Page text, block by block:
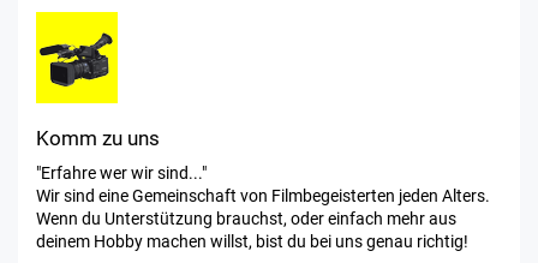
Komm zu uns
"Erfahre wer wir sind..."
Wir sind eine Gemeinschaft von Filmbegeisterten jeden Alters.
Wenn du Unterstützung brauchst, oder einfach mehr aus
deinem Hobby machen willst, bist du bei uns genau richtig!